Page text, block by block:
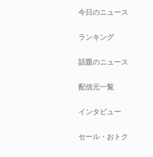
今日のニュース
ランキング
話題のニュース
配信元一覧
インタビュー
セール・おトク